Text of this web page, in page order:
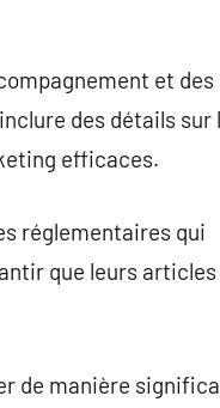
et des
des détails sur
efficaces.
réglementaires qui
que leurs articles
de manière